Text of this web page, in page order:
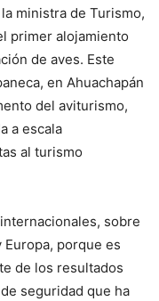
ministra de Turismo,
primer alojamiento
de aves. Este
en Ahuachapán
del aviturismo,
a escala
al turismo
sobre
porque es
de los resultados
seguridad que ha